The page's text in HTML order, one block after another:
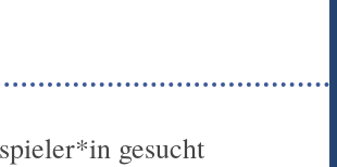
gesucht